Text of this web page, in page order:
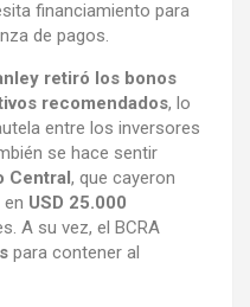
financiamiento para
de pagos.
retiró los bonos
recomendados, lo
entre los inversores
se hace sentir
Central, que cayeron
en USD 25.000
A su vez, el BCRA
para contener al